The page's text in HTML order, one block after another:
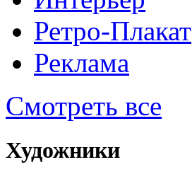
Ретро-Плакат
Реклама
Смотреть все
Художники